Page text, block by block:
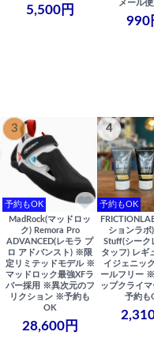
5,500円
メール
990
3
予約もOK
MadRock(マッドロッ
ク) Remora Pro
ADVANCED(レモラ プ
ロ アドバンスト) ※限
定リミテッドモデル ※
マッドロック最強XFラ
バー採用 ※異次元のフ
リクション ※予約も
OK
28,600円
4
予約もOK
ションラボ
Stuff(シーク
タッフ) レギ
イジェニッ
ールフリー
ップクライ
予約も